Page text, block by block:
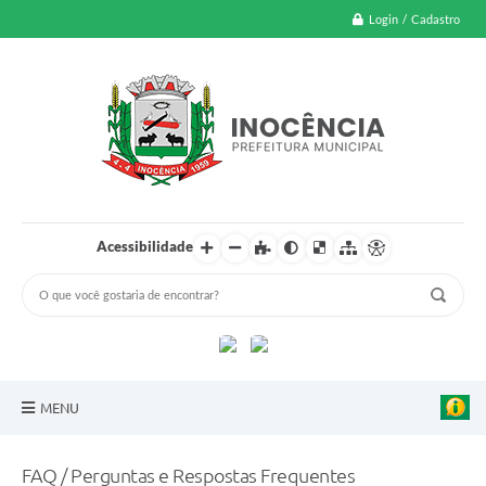
Login / Cadastro
Acessibilidade
MENU
FAQ / Perguntas e Respostas Frequentes